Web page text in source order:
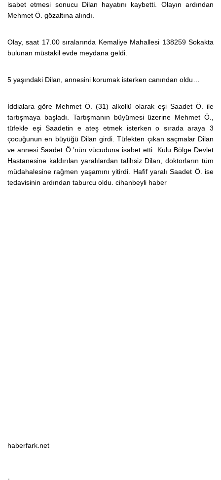
isabet etmesi sonucu Dilan hayatını kaybetti. Olayın ardından
Mehmet Ö. gözaltına alındı.
Olay, saat 17.00 sıralarında Kemaliye Mahallesi 138259 Sokakta
bulunan müstakil evde meydana geldi.
5 yaşındaki Dilan, annesini korumak isterken canından oldu…
İddialara göre Mehmet Ö. (31) alkollü olarak eşi Saadet Ö. ile
tartışmaya başladı. Tartışmanın büyümesi üzerine Mehmet Ö.,
tüfekle eşi Saadetin e ateş etmek isterken o sırada araya 3
çocuğunun en büyüğü Dilan girdi. Tüfekten çıkan saçmalar Dilan
ve annesi Saadet Ö.’nün vücuduna isabet etti. Kulu Bölge Devlet
Hastanesine kaldırılan yaralılardan talihsiz Dilan, doktorların tüm
müdahalesine rağmen yaşamını yitirdi. Hafif yaralı Saadet Ö. ise
tedavisinin ardından taburcu oldu. cihanbeyli haber
haberfark.net